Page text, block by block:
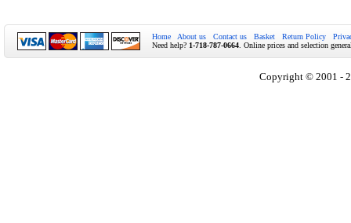
Home About us Contact us Basket Return Policy
Need help? 1-718-787-0664 . Online prices and selection
Copyright © 2001 -